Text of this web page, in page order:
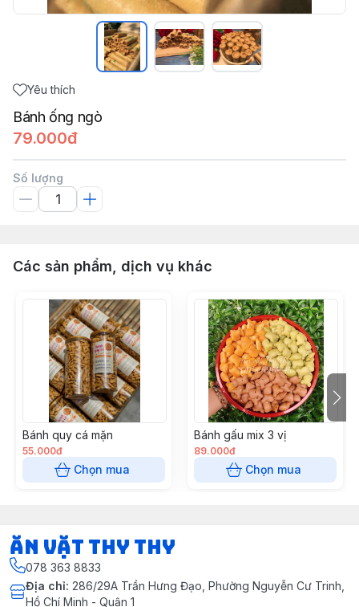
Yêu thích
Bánh ống ngò
79.000đ
Số lượng
Các sản phẩm, dịch vụ khác
Bánh quy cá mặn
55.000đ
Chọn mua
Bánh gấu mix 3 vị
89.000đ
Chọn mua
Ăn vặt Thy Thy
078 363 8833
Địa chỉ: 286/29A Trần Hưng Đạo, Phường Nguyễn Cư Trinh,
Hồ Chí Minh - Quận 1